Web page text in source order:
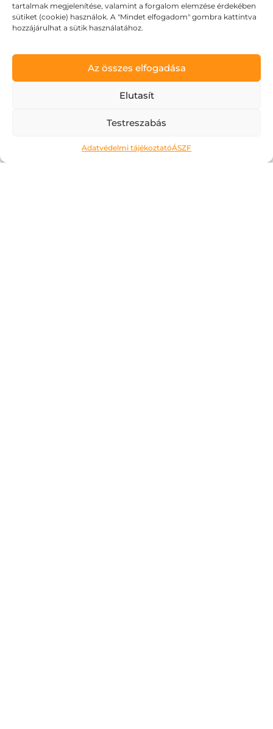
tartalmak megjelenítése, valamint a forgalom elemzése érdekében
sütiket (cookie) használok. A "Mindet elfogadom" gombra kattintva
hozzájárulhat a sütik használatához.
Az összes elfogadása
Elutasít
Testreszabás
Adatvédelmi tájékoztatóÁSZF
Ne kockáztass!